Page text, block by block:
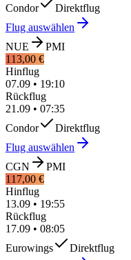
Condor
Direktflug
Flug auswählen
NUE
PMI
113,00 €
Hinflug
07.09 • 19:10
Rückflug
21.09 • 07:35
Condor
Direktflug
Flug auswählen
CGN
PMI
117,00 €
Hinflug
13.09 • 19:55
Rückflug
17.09 • 08:05
Eurowings
Direktflug